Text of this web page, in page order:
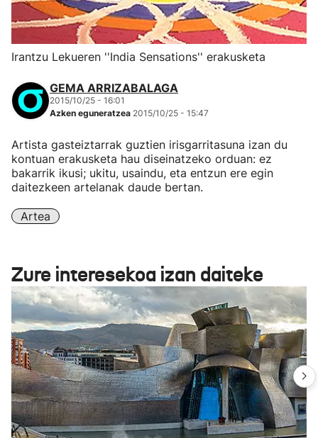
Irantzu Lekueren ''India Sensations'' erakusketa
GEMA ARRIZABALAGA
2015/10/25 - 16:01
Azken eguneratzea 2015/10/25 - 15:47
Artista gasteiztarrak guztien irisgarritasuna izan du
kontuan erakusketa hau diseinatzeko orduan: ez
bakarrik ikusi; ukitu, usaindu, eta entzun ere egin
daitezkeen artelanak daude bertan.
Artea
Zure interesekoa izan daiteke